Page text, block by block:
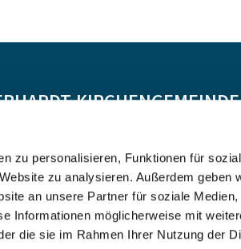
zu personalisieren, Funktionen für
zu analysieren. Außerdem geben
an unsere Partner für soziale Medien,
Informationen möglicherweise mit
die sie im Rahmen Ihrer Nutzung der
Spendenkonto:
0706 4634 01, Evangelische Bank
Luth. Kirchenkreis Altholstein